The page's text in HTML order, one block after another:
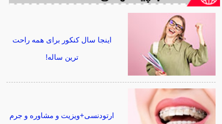
اینجا سال کنکور برای همه راحت
ترین ساله!
ارتودنسی+ویزیت و مشاوره و جرم